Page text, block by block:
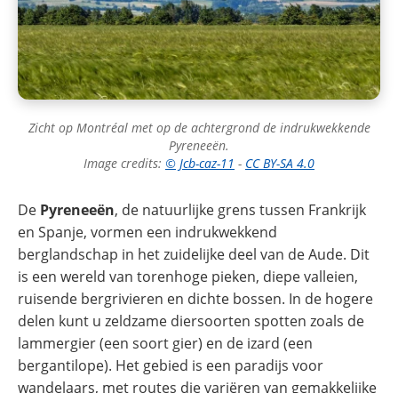
Zicht op Montréal met op de achtergrond de indrukwekkende
Pyreneeën.
Image credits: © Jcb-caz-11 - CC BY-SA 4.0
De Pyreneeën, de natuurlijke grens tussen Frankrijk
en Spanje, vormen een indrukwekkend
berglandschap in het zuidelijke deel van de Aude. Dit
is een wereld van torenhoge pieken, diepe valleien,
ruisende bergrivieren en dichte bossen. In de hogere
delen kunt u zeldzame diersoorten spotten zoals de
lammergier (een soort gier) en de izard (een
bergantilope). Het gebied is een paradijs voor
wandelaars, met routes die variëren van gemakkelijke